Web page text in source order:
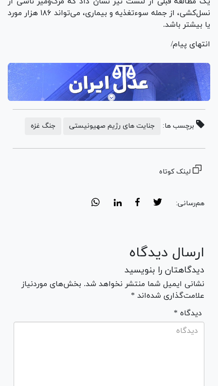
نسل‌کشی، از جمله سوء‌تغذیه و بیماری، می‌تواند ۱۸۶ هزار مورد
یا بیشتر باشد.
انتهای پیام/
برچسب ها: جنایت های رژیم صهیونیستی جنگ غزه
لینک کوتاه
هم‌رسانی:
ارسال دیدگاه
دیدگاهتان را بنویسید
نشانی ایمیل شما منتشر نخواهد شد. بخش‌های موردنیاز
علامت‌گذاری شده‌اند *
* دیدگاه